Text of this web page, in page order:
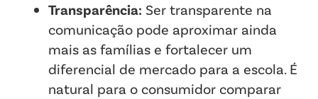
Transparência: Ser transparente na
comunicação pode aproximar ainda
mais as famílias e fortalecer um
diferencial de mercado para a escola. É
natural para o consumidor comparar